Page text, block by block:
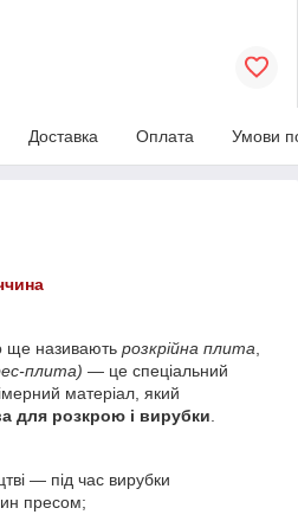
Доставка Оплата Умови
ще називають розкрійна плита
плита) — це спеціальний
матеріал, який
для розкрою і вирубки
— під час вирубки
пресом;